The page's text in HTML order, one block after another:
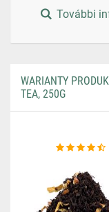
További
WARIANTY
TEA, 250G